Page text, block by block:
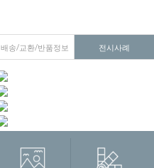
배송/교환/반품정보 전시사례